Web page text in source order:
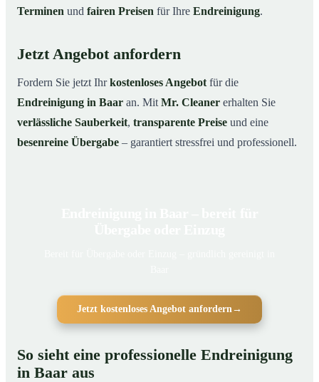
Terminen und fairen Preisen für Ihre Endreinigung.
Jetzt Angebot anfordern
Fordern Sie jetzt Ihrkostenloses Angebot für die
Endreinigung in Baar an. Mit Mr. Cleaner erhalten Sie
verlässliche Sauberkeit, transparente Preise und eine
besenreine Übergabe – garantiert stressfrei und professionell.
Jetzt kostenloses Angebot anfordern →
So sieht eine professionelle Endreinigung
in Baar aus